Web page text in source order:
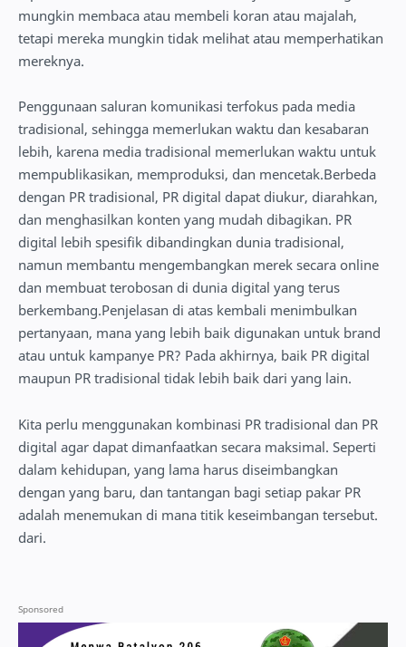
mungkin membaca atau membeli koran atau majalah,
tetapi mereka mungkin tidak melihat atau memperhatikan
mereknya.
Penggunaan saluran komunikasi terfokus pada media
tradisional, sehingga memerlukan waktu dan kesabaran
lebih, karena media tradisional memerlukan waktu untuk
mempublikasikan, memproduksi, dan mencetak.Berbeda
dengan PR tradisional, PR digital dapat diukur, diarahkan,
dan menghasilkan konten yang mudah dibagikan. PR
digital lebih spesifik dibandingkan dunia tradisional,
namun membantu mengembangkan merek secara online
dan membuat terobosan di dunia digital yang terus
berkembang.Penjelasan di atas kembali menimbulkan
pertanyaan, mana yang lebih baik digunakan untuk brand
atau untuk kampanye PR? Pada akhirnya, baik PR digital
maupun PR tradisional tidak lebih baik dari yang lain.
Kita perlu menggunakan kombinasi PR tradisional dan PR
digital agar dapat dimanfaatkan secara maksimal. Seperti
dalam kehidupan, yang lama harus diseimbangkan
dengan yang baru, dan tantangan bagi setiap pakar PR
adalah menemukan di mana titik keseimbangan tersebut.
dari.